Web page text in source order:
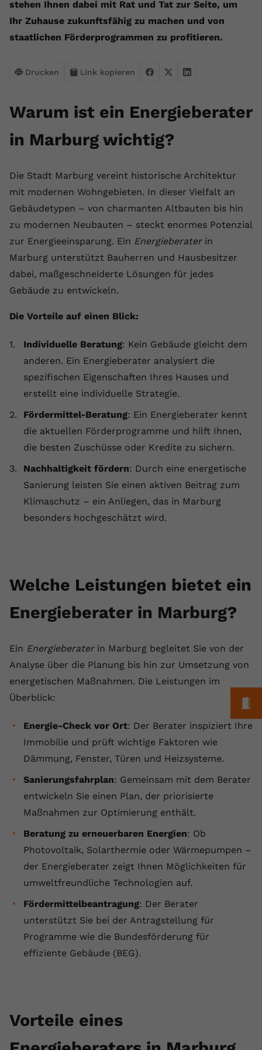
stehen Ihnen dabei mit Rat und Tat zur Seite, um
Ihr Zuhause zukunftsfähig zu machen und von
staatlichen Förderprogrammen zu profitieren.
Drucken Link kopieren
Warum ist ein Energieberater
in Marburg wichtig?
Die Stadt Marburg vereint historische Architektur
mit modernen Wohngebieten. In dieser Vielfalt an
Gebäudetypen – von charmanten Altbauten bis hin
zu modernen Neubauten – steckt enormes Potenzial
zur Energieeinsparung. Ein Energieberaterin
Marburg unterstützt Bauherren und Hausbesitzer
dabei, maßgeschneiderte Lösungen für jedes
Gebäude zu entwickeln.
Die Vorteile auf einen Blick:
Individuelle Beratung: Kein Gebäude gleicht dem
anderen. Ein Energieberater analysiert die
spezifischen Eigenschaften Ihres Hauses und
erstellt eine individuelle Strategie.
Fördermittel-Beratung: Ein Energieberater kennt
die aktuellen Förderprogramme und hilft Ihnen,
die besten Zuschüsse oder Kredite zu sichern.
Nachhaltigkeit fördern: Durch eine energetische
Sanierung leisten Sie einen aktiven Beitrag zum
Klimaschutz – ein Anliegen, das in Marburg
besonders hochgeschätzt wird.
Welche Leistungen bietet ein
Energieberater in Marburg?
Ein Energieberaterin Marburg begleitet Sie von der
Analyse über die Planung bis hin zur Umsetzung von
energetischen Maßnahmen. Die Leistungen im
Überblick:
Energie-Check vor Ort: Der Berater inspiziert Ihre
Immobilie und prüft wichtige Faktoren wie
Dämmung, Fenster, Türen und Heizsysteme.
Sanierungsfahrplan: Gemeinsam mit dem Berater
entwickeln Sie einen Plan, der priorisierte
Maßnahmen zur Optimierung enthält.
Beratung zu erneuerbaren Energien: Ob
Photovoltaik, Solarthermie oder Wärmepumpen –
der Energieberater zeigt Ihnen Möglichkeiten für
umweltfreundliche Technologien auf.
Fördermittelbeantragung: Der Berater
unterstützt Sie bei der Antragstellung für
Programme wie die Bundesförderung für
effiziente Gebäude (BEG).
Vorteile eines
Laufzeit 1 Jahr
Dieser Wert speichert Ihre Consent-
Einstellungen. Unter anderem eine
historische Speicherung Ihrer
vorgenommen Einstellungen, falls der
hat.
Name fe_typo_user
Laufzeit Session
Zweck
Speicherung von
Benutzereinstellungen zu ermöglichen.
Zweck
wiederzuerkennen und statistische
Informationen zur Nutzung der
Website zu erfassen.
Name _gcl au
Wird von Google Ads für das
Werbeklicks der Nutzung auf unserer
Website zuzuordnen.
Cookie-Informationen anzeigen
Externe Inhalte
Anbieter vimeo.com
Laufzeit 2 Jahre
Zweck
Tracking-Informationen zu sammeln,
indem es eine eindeutige ID zum
setzt.
Name
Anbieter youtube.com
Zweck
eingebettete YouTube-Videos und
Name yt-remote-device-id
Anbieter Youtube.com
Zweck
YouTube setzt diesen Cookie, um die
Videopräferenzen des Benutzers zu
speichern, der eingebettete YouTube-
Videos verwendet.
Laufzeit Session
Zweck
Dieser von YouTube gesetzte Cookie
Daten darüber zu speichern, welche
Videos von YouTube der Nutzer
gesehen hat.
Anbieter
Laufzeit Session
Zweck
Dieser von YouTube gesetzte Cookie
registriert eine eindeutige ID, um
Daten darüber zu speichern, welche
gesehen hat.
Name yt-remote-connected-devices
Laufzeit Session
YouTube setzt diesen Cookie, um die
Videopräferenzen des Nutzers zu